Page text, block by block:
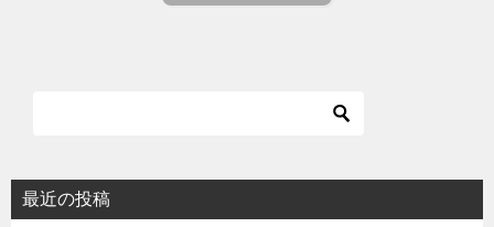
最近の投稿